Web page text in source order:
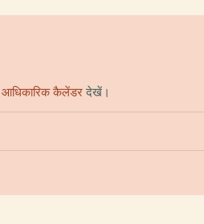
आधिकारिक कैलेंडरदेखें।